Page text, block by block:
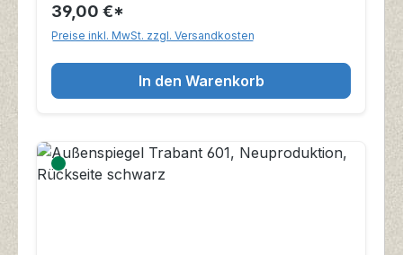
39,00 €*
Preise inkl. MwSt. zzgl. Versandkosten
In den Warenkorb